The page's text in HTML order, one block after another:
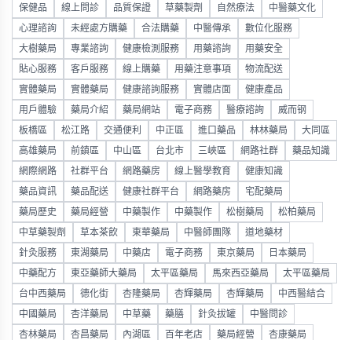
保健品 線上問診 品質保證 草藥製劑 自然療法 中醫藥文化
心理諮詢 未經處方購藥 合法購藥 中醫傳承 數位化服務
大樹藥局 專業諮詢 健康檢測服務 用藥諮詢 用藥安全
貼心服務 客戶服務 線上購藥 用藥注意事項 物流配送
實體藥局 實體藥局 健康諮詢服務 實體店面 健康產品
用戶體驗 藥局介紹 藥局網站 電子商務 醫療諮詢 威而钢
板橋區 松江路 交通便利 中正區 進口藥品 林林藥局 大同區
高雄藥局 前鎮區 中山區 台北市 三峽區 網路社群 藥品知識
網際網路 社群平台 網路藥房 線上醫學教育 健康知識
藥品資訊 藥品配送 健康社群平台 網路藥房 宅配藥局
藥局歷史 藥局經營 中藥製作 中藥製作 松樹藥局 松柏藥局
中草藥製劑 草本茶飲 東華藥局 中醫師團隊 道地藥材
針灸服務 東湖藥局 中藥店 電子商務 東京藥局 日本藥局
中藥配方 東亞藥師大藥局 太平區藥局 馬來西亞藥局 太平區藥局
台中西藥局 德化街 杏隆藥局 杏輝藥局 杏輝藥局 中西醫結合
中國藥局 杏洋藥局 中草藥 藥膳 針灸拔罐 中醫問診
杏林藥局 杏昌藥局 內湖區 百年老店 藥局經營 杏康藥局